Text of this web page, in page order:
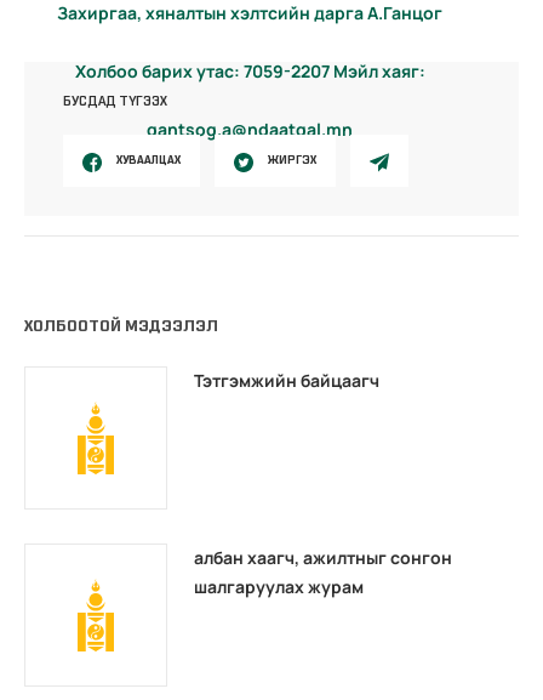
Захиргаа, хяналтын хэлтсийн дарга А.Ганцог
Холбоо барих утас: 7059-2207 Мэйл хаяг:
gantsog.a@ndaatgal.mn
БУСДАД ТҮГЭЭХ
ХУВААЛЦАХ ЖИРГЭХ
ХОЛБООТОЙ МЭДЭЭЛЭЛ
Тэтгэмжийн байцаагч
албан хаагч, ажилтныг сонгон
шалгаруулах журам